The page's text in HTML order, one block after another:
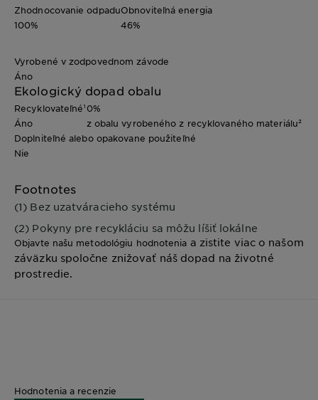
Zhodnocovanie odpadu
100%
Obnoviteľná energia
46%
Vyrobené v zodpovednom závode
Áno
Ekologický dopad obalu
Recyklovateľné¹
Áno
0%
z obalu vyrobeného z recyklovaného materiálu²
Doplniteľné alebo opakovane použiteľné
Nie
Footnotes
(1) Bez uzatváracieho systému
(2) Pokyny pre recykláciu sa môžu líšiť lokálne
Objavte našu metodológiu hodnotenia a zistite viac o našom
záväzku spoločne znižovať náš dopad na životné
prostredie.
Hodnotenia a recenzie